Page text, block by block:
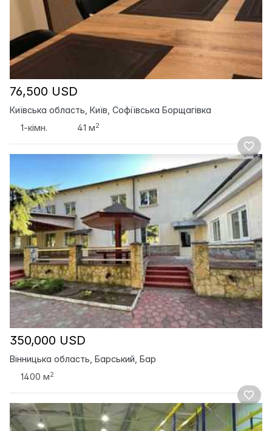
76,500 USD
Київська область, Київ, Софіївська Борщагівка
1-кімн.
41 м2
350,000 USD
Вінницька область, Барський, Бар
1400 м2